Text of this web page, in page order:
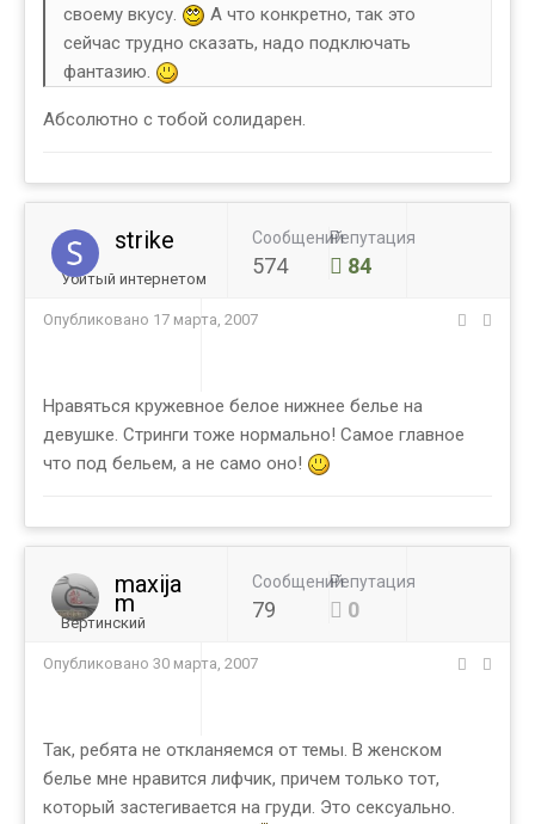
своему вкусу.
А что конкретно, так это
сейчас трудно сказать, надо подключать
фантазию.
Абсолютно с тобой солидарен.
strike
Убитый интернетом
Сообщений
574
Репутация
84
Опубликовано 17 марта, 2007
Нравяться кружевное белое нижнее белье на
девушке. Стринги тоже нормально! Самое главное
что под бельем, а не само оно!
maxija
m
Вертинский
Сообщений
79
Репутация
0
Опубликовано 30 марта, 2007
Так, ребята не откланяемся от темы. В женском
белье мне нравится лифчик, причем только тот,
который застегивается на груди. Это сексуально.